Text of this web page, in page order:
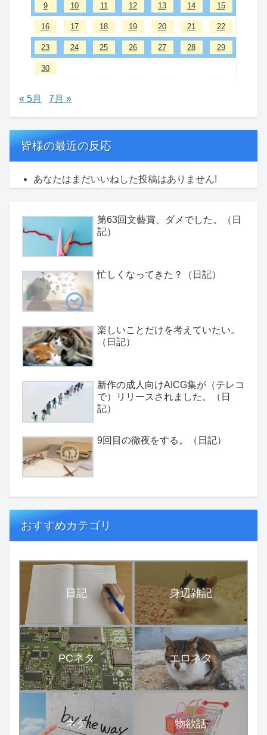
9 10 11 12 13 14 15
16 17 18 19 20 21 22
23 24 25 26 27 28 29
30
« 5月 7月 »
皆様の最近の反応
あなたはまだいいねした投稿はありません!
第63回文藝賞、ダメでした。（日
記）
忙しくなってきた？（日記）
楽しいことだけを考えていたい。
（日記）
新作の成人向けAICG集が（テレコ
で）リリースされました。（日
記）
9回目の徹夜をする。（日記）
おすすめカテゴリ
日記 身辺雑記
PCネタ エロネタ
ネタ 物欲話